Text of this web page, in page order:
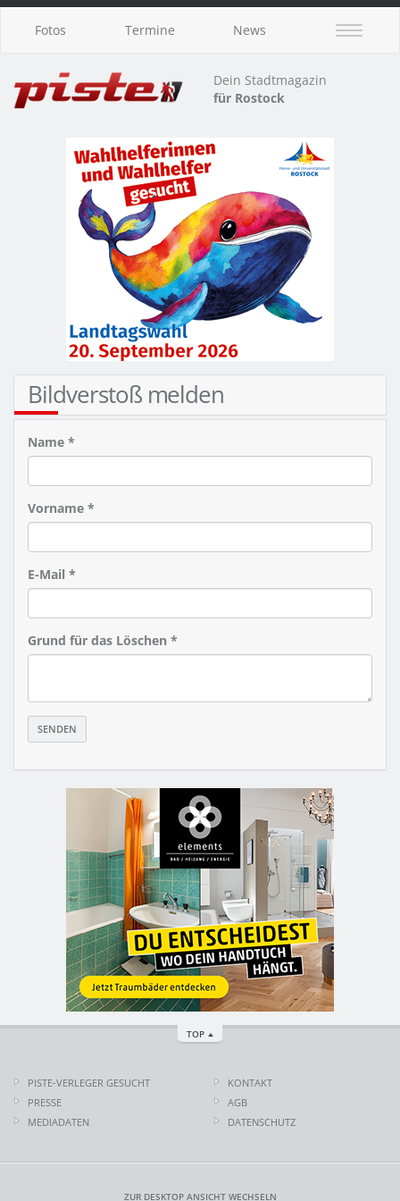
Fotos Termine News
Dein Stadtmagazin
für Rostock
Bildverstoß melden
Name *
Vorname *
E-Mail *
Grund für das Löschen *
TOP
PISTE-VERLEGER GESUCHT
PRESSE
MEDIADATEN
KONTAKT
AGB
DATENSCHUTZ
ZUR DESKTOP ANSICHT WECHSELN